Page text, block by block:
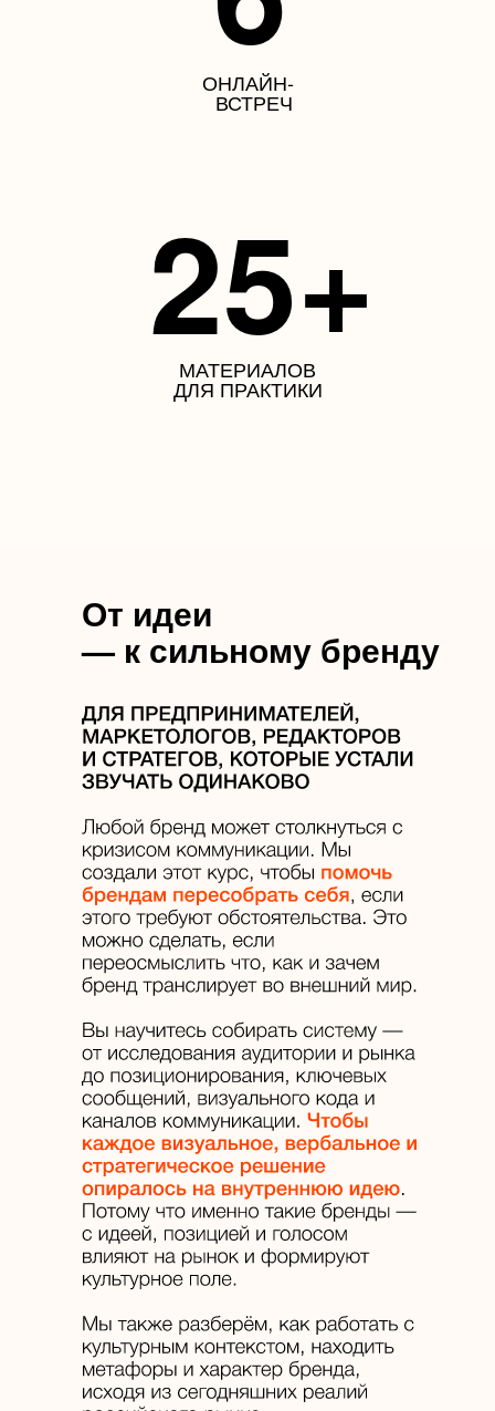
ОНЛАЙН-
ВСТРЕЧ
25+
МАТЕРИАЛОВ
ДЛЯ ПРАКТИКИ
От идеи
— к сильному бренду